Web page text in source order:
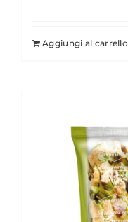
Aggiungi al carrello